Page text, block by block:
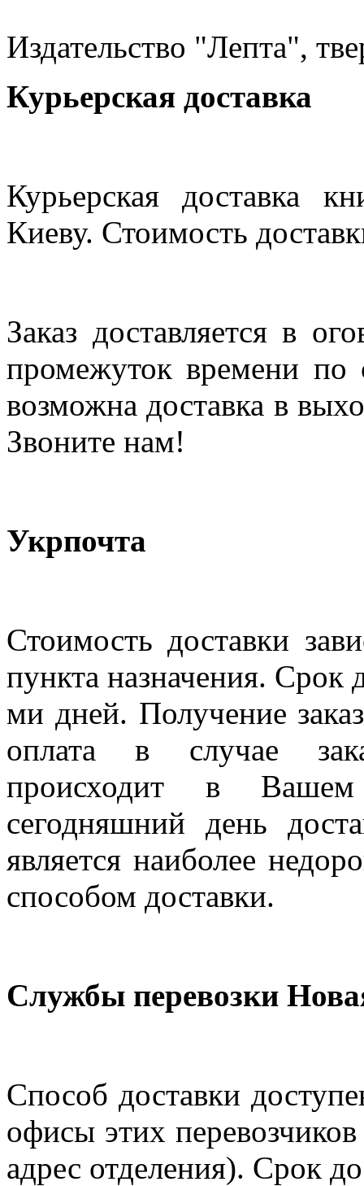
Издательство "Лепта",
Курьерская доставка
Курьерская доставка
Киеву. Стоимость
Заказ доставляется в
промежуток времени по
возможна доставка в
Звоните нам!
Укрпочта
Стоимость доставки
пункта назначения. Срок
ми дней. Получение
оплата в случае
происходит в
сегодняшний день
является наиболее
способом доставки.
Службы перевозки
Способ доставки
офисы этих
адрес отделения). Срок